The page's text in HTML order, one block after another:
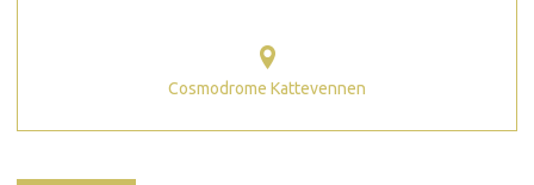
Cosmodrome Kattevennen